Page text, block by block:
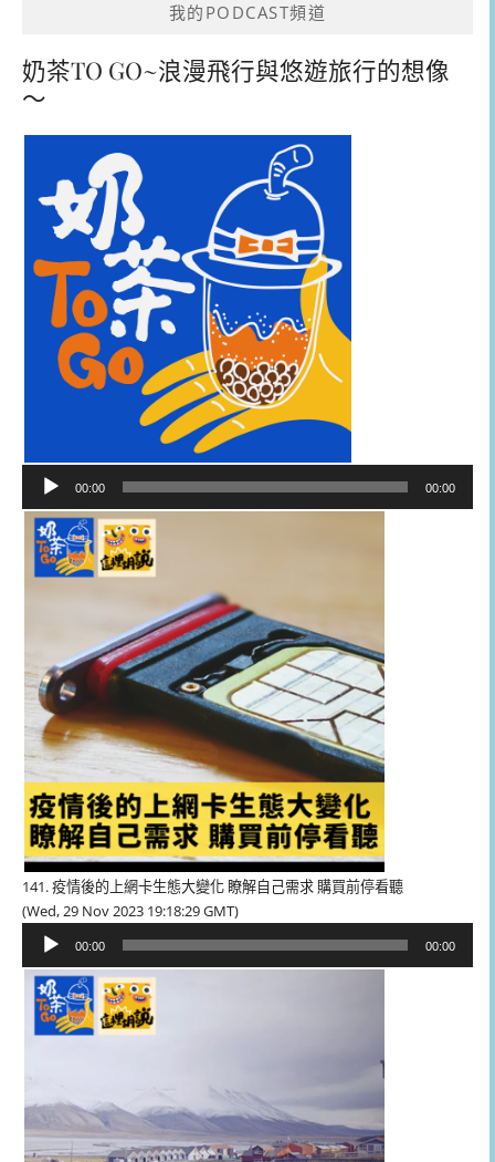
我的PODCAST頻道
奶茶TO GO~浪漫飛行與悠遊旅行的想像
～
播
器
00:00 00:00
141. 疫情後的上網卡生態大變化 瞭解自己需求 購買前停看聽
(Wed, 29 Nov 2023 19:18:29 GMT)
播
器
00:00 00:00